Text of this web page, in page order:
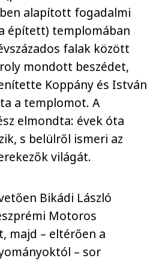
alapított fogadalmi
épített) templomában
falak között
mondott beszédet,
Koppány és István
a templomot. A
elmondta: évek óta
s belülről ismeri az
világát.
Bikádi László
Motoros
majd – eltérően a
– sor